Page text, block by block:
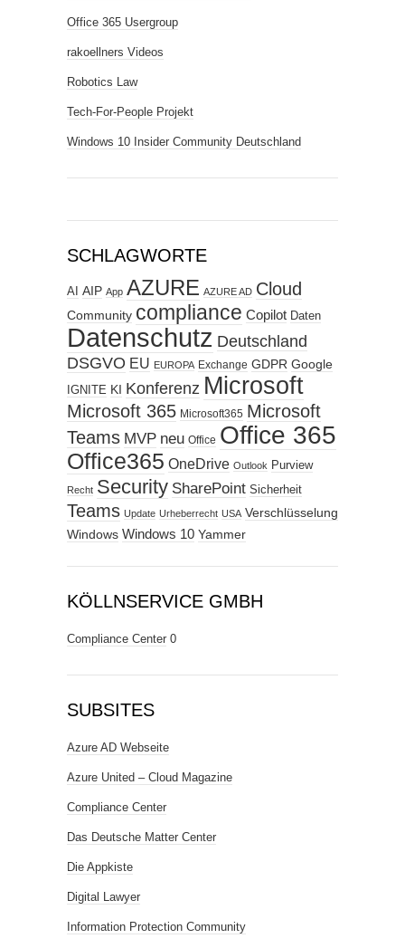
Office 365 Usergroup
rakoellners Videos
Robotics Law
Tech-For-People Projekt
Windows 10 Insider Community Deutschland
SCHLAGWORTE
AI AIP App AZURE AZURE AD Cloud
Community compliance Copilot Daten
Datenschutz Deutschland
DSGVO EU EUROPA Exchange GDPR Google
IGNITE KI Konferenz Microsoft
Microsoft 365 Microsoft365 Microsoft
Teams MVP neu Office Office 365
Office365 OneDrive Outlook Purview
Recht Security SharePoint Sicherheit
Teams Update Urheberrecht USA Verschlüsselung
Windows Windows 10 Yammer
KÖLLNSERVICE GMBH
Compliance Center 0
SUBSITES
Azure AD Webseite
Azure United – Cloud Magazine
Compliance Center
Das Deutsche Matter Center
Die Appkiste
Digital Lawyer
Information Protection Community